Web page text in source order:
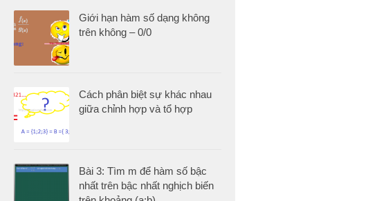
Giới hạn hàm số dạng không
trên không – 0/0
Cách phân biệt sự khác nhau
giữa chỉnh hợp và tổ hợp
Bài 3: Tìm m để hàm số bậc
nhất trên bậc nhất nghịch biến